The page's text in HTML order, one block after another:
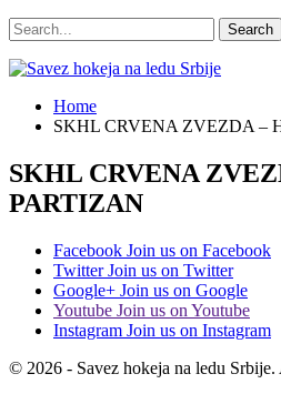
Home
SKHL CRVENA ZVEZDA –
SKHL CRVENA
PARTIZAN
Facebook Join us on Facebook
Twitter Join us on Twitter
Google+ Join us on Google
Youtube Join us on Youtube
Instagram Join us on Instagram
© 2026 - Savez hokeja na ledu